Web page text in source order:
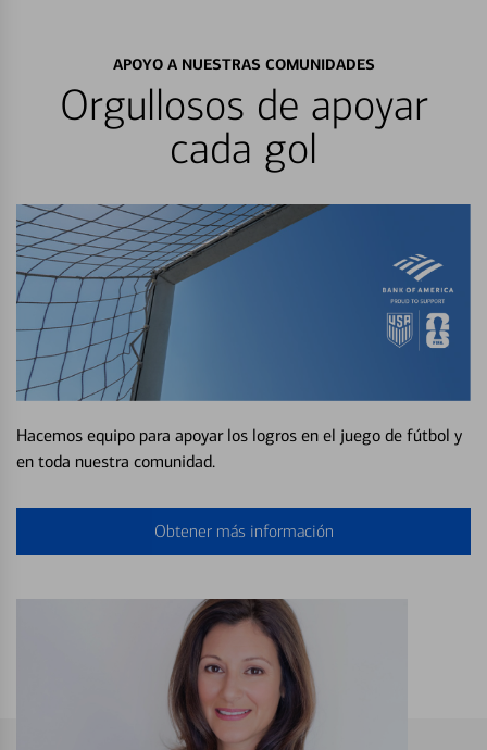
APOYO A NUESTRAS COMUNIDADES
Orgullosos de apoyar
cada gol
Hacemos equipo para apoyar los logros en el juego de fútbol y
en toda nuestra comunidad.
Obtener más información